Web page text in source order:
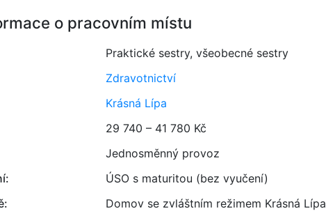
o pracovním místu
Praktické sestry, všeobecné sestry
Zdravotnictví
Krásná Lípa
29 740 – 41 780 Kč
Jednosměnný provoz
ÚSO s maturitou (bez vyučení)
Domov se zvláštním režimem Krásná Lípa